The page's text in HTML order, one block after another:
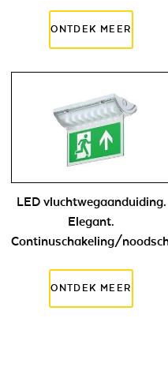
LED vluchtwegaanduiding.
Elegant.
Continuschakeling/